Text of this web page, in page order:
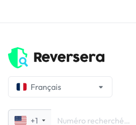
Français
+1